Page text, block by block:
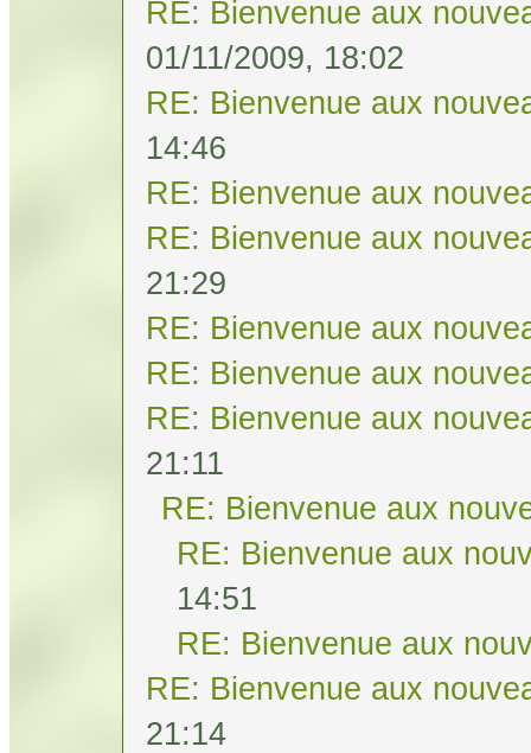
RE: Bienvenue aux
01/11/2009, 18:02
RE: Bienvenue aux
14:46
RE: Bienvenue aux
RE: Bienvenue aux
21:29
RE: Bienvenue aux
RE: Bienvenue aux
RE: Bienvenue aux
21:11
RE: Bienvenue aux
RE: Bienvenue aux
14:51
RE: Bienvenue aux
RE: Bienvenue aux
21:14